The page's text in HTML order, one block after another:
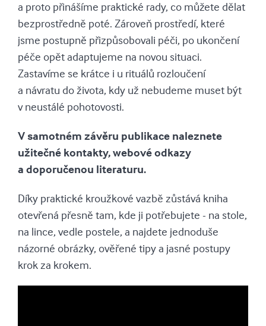
a proto přinášíme praktické rady, co můžete dělat
bezprostředně poté. Zároveň prostředí, které
jsme postupně přizpůsobovali péči, po ukončení
péče opět adaptujeme na novou situaci.
Zastavíme se krátce i u rituálů rozloučení
a návratu do života, kdy už nebudeme muset být
v neustálé pohotovosti.
V samotném závěru publikace naleznete
užitečné kontakty, webové odkazy
a doporučenou literaturu.
Díky praktické kroužkové vazbě zůstává kniha
otevřená přesně tam, kde ji potřebujete - na stole,
na lince, vedle postele, a najdete jednoduše
názorné obrázky, ověřené tipy a jasné postupy
krok za krokem.